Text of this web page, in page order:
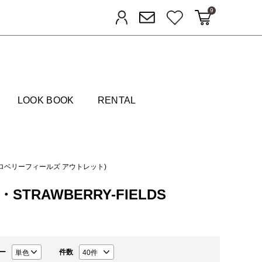
ログイン メルマガ登録お気に入りカートに入れる
9
LOOK BOOK RENTAL
ベリーフィールズ アウトレット)
STRAWBERRY-FIELDS
件数